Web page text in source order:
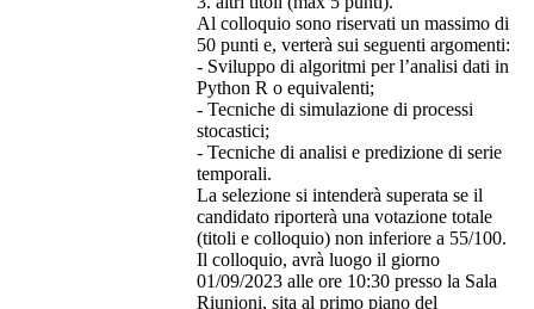
Al colloquio sono riservati un massimo di
50 punti e, verterà sui seguenti argomenti:
- Sviluppo di algoritmi per l’analisi dati in
Python R o equivalenti;
- Tecniche di simulazione di processi
stocastici;
- Tecniche di analisi e predizione di serie
temporali.
La selezione si intenderà superata se il
candidato riporterà una votazione totale
(titoli e colloquio) non inferiore a 55/100.
Il colloquio, avrà luogo il giorno
01/09/2023 alle ore 10:30 presso la Sala
Riunioni, sita al primo piano del